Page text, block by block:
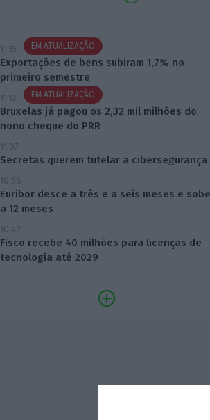
11:15 EM ATUALIZAÇÃO
Exportações de bens subiram 1,7% no
primeiro semestre
11:12 EM ATUALIZAÇÃO
Bruxelas já pagou os 2,32 mil milhões do
nono cheque do PRR
11:07
Secretas querem tutelar a cibersegurança
10:58
Euribor desce a três e a seis meses e sobe
a 12 meses
10:42
Fisco recebe 40 milhões para licenças de
tecnologia até 2029